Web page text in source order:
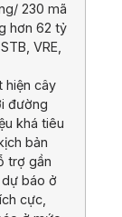
230 mã
hơn 62 tỷ
VRE,
hiện cây
đường
khá tiêu
bản
trợ gần
báo ở
cực,